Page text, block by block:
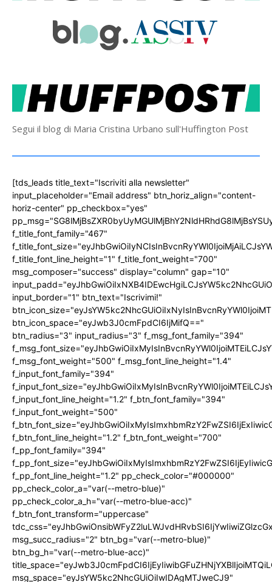
Segui il blog di Maria Cristina Urbano sull'Huffington Post
[tds_leads title_text="Iscriviti alla newsletter"
input_placeholder="Email address" btn_horiz_align="content-
horiz-center" pp_checkbox="yes"
f_title_font_family="467"
f_title_font_line_height="1" f_title_font_weight="700"
msg_composer="success" display="column" gap="10"
input_border="1" btn_text="Iscrivimi!"
btn_icon_space="eyJwb3J0cmFpdCI6IjMifQ=="
btn_radius="3" input_radius="3" f_msg_font_family="394"
f_msg_font_weight="500" f_msg_font_line_height="1.4"
f_input_font_family="394"
f_input_font_line_height="1.2" f_btn_font_family="394"
f_input_font_weight="500"
f_btn_font_line_height="1.2" f_btn_font_weight="700"
f_pp_font_family="394"
f_pp_font_line_height="1.2" pp_check_color="#000000"
pp_check_color_a="var(--metro-blue)"
pp_check_color_a_h="var(--metro-blue-acc)"
f_btn_font_transform="uppercase"
msg_succ_radius="2" btn_bg="var(--metro-blue)"
btn_bg_h="var(--metro-blue-acc)"
msg_space="eyJsYW5kc2NhcGUiOiIwIDAgMTJweCJ9"